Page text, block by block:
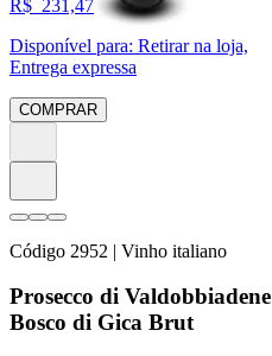
R$ 231,47
Disponível para: Retirar na loja,
Entrega expressa
COMPRAR
Código 2952 | Vinho italiano
Prosecco di Valdobbiadene
Bosco di Gica Brut